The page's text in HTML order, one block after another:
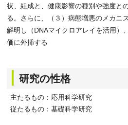
状、組成と、健康影響の種別や強度と
る。さらに、（３）病態増悪のメカニ
解明し（DNAマイクロアレイを活用）
価に外挿する
研究の性格
主たるもの：応用科学研究
従たるもの：基礎科学研究